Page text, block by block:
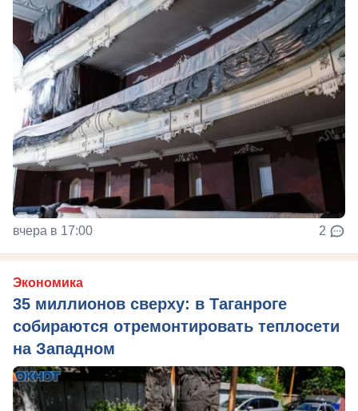
вчера в 17:00 2
Экономика
35 миллионов сверху: в Таганроге
собираются отремонтировать теплосети
на Западном